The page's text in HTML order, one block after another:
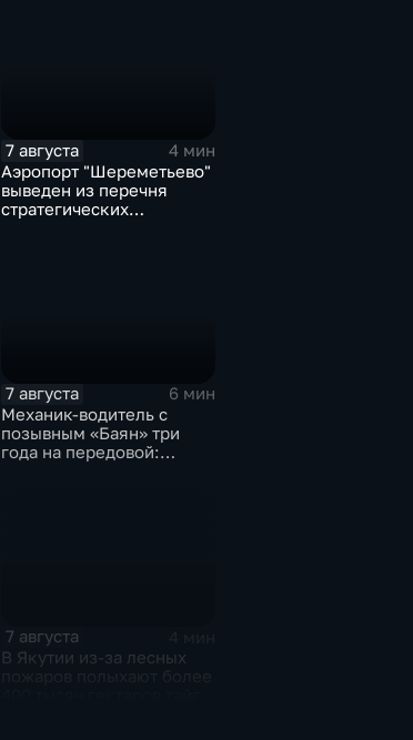
7 августа
4 мин
Аэропорт "Шереметьево"
выведен из перечня
стратегических
7 августа
6 мин
Механик-водитель с
позывным «Баян» три
года на передовой:
7 августа
В Якутии из-за лесных